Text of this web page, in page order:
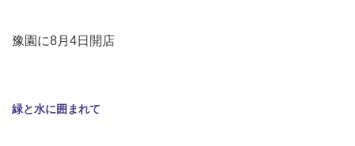
豫園に8月4日開店
緑と水に囲まれて